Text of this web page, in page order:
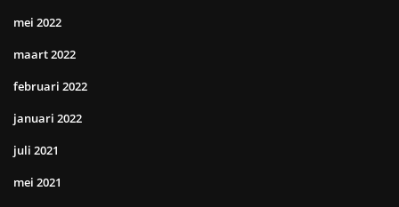
mei 2022
maart 2022
februari 2022
januari 2022
juli 2021
mei 2021